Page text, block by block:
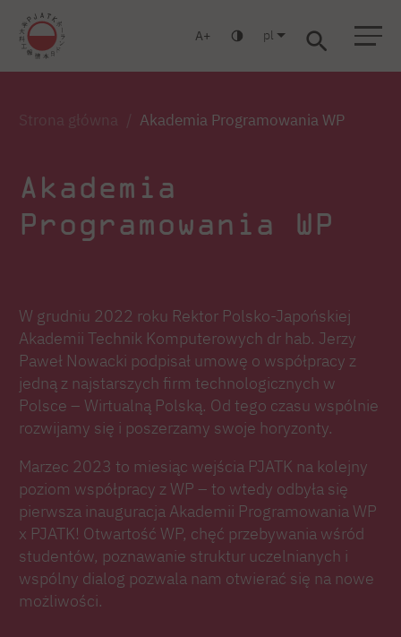
A pl
Strona główna Akademia Programowania WP
Akademia
Programowania WP
W grudniu 2022 roku Rektor Polsko-Japońskiej
Akademii Technik Komputerowych dr hab. Jerzy
Paweł Nowacki podpisał umowę o współpracy z
jedną z najstarszych firm technologicznych w
Polsce – Wirtualną Polską. Od tego czasu wspólnie
rozwijamy się i poszerzamy swoje horyzonty.
Marzec 2023 to miesiąc wejścia PJATK na kolejny
poziom współpracy z WP – to wtedy odbyła się
pierwsza inauguracja Akademii Programowania WP
x PJATK! Otwartość WP, chęć przebywania wśród
studentów, poznawanie struktur uczelnianych i
wspólny dialog pozwala nam otwierać się na nowe
możliwości.